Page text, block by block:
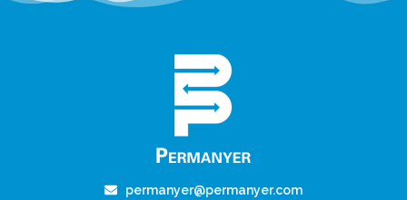
permanyer@permanyer.com